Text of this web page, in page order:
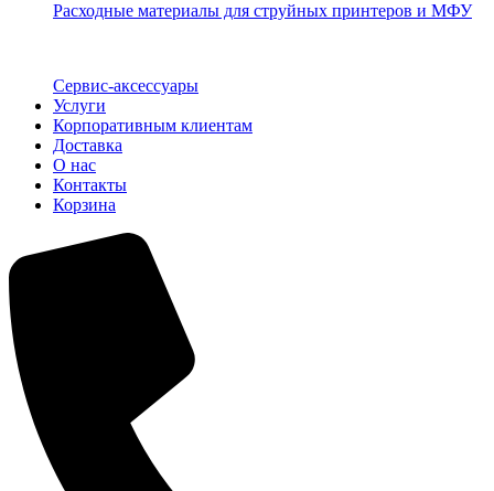
Расходные материалы для струйных принтеров и МФУ
Сервис-аксессуары
Услуги
Корпоративным клиентам
Доставка
О нас
Контакты
Корзина